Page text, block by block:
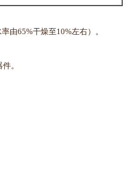
由65%干燥至10%左右）。
。